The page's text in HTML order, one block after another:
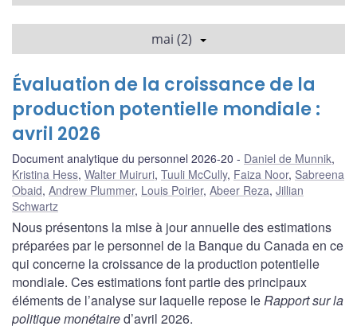
mai (2)
Évaluation de la croissance de la
production potentielle mondiale :
avril 2026
Document analytique du personnel 2026-20 Daniel de Munnik,
Kristina Hess, Walter Muiruri, Tuuli McCully, Faiza Noor, Sabreena
Obaid, Andrew Plummer, Louis Poirier, Abeer Reza, Jillian
Schwartz
Nous présentons la mise à jour annuelle des estimations
préparées par le personnel de la Banque du Canada en ce
qui concerne la croissance de la production potentielle
mondiale. Ces estimations font partie des principaux
éléments de l’analyse sur laquelle repose leRapport sur la
politique monétaired’avril 2026.